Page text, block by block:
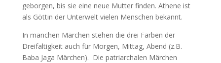
geborgen, bis sie eine neue Mutter finden. Athene ist
als Göttin der Unterwelt vielen Menschen bekannt.
In manchen Märchen stehen die drei Farben der
Dreifaltigkeit auch für Morgen, Mittag, Abend (z.B.
Baba Jaga Märchen). Die patriarchalen Märchen